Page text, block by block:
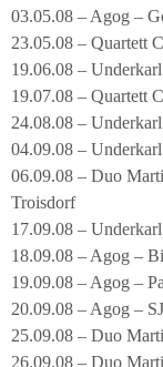
03.05.08 – Agog –
23.05.08 – Quartett
19.06.08 –
19.07.08 – Quartett
24.08.08 –
04.09.08 –
06.09.08 – Duo
Troisdorf
17.09.08 –
18.09.08 – Agog –
19.09.08 – Agog –
20.09.08 – Agog –
25.09.08 – Duo
26.09.08 – Duo